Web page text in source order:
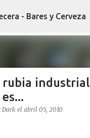
Ir al contenido principal
- Bares y Cerveza
rubia industrial
Darkel abril 05, 2010